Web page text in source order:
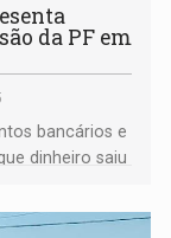
da PF em
bancários e
dinheiro saiu
da entidade